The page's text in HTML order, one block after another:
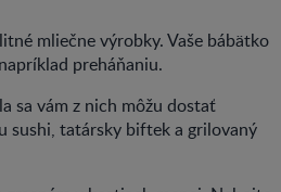
mliečne výrobky. Vaše bábätko
preháňaniu.
sa vám z nich môžu dostať
sushi, tatársky biftek a grilovaný